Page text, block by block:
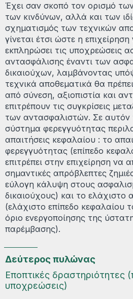
Έχει σαν σκοπό τον ορισμό
των κινδύνων, αλλά και των
σχηματισμός των τεχνικών
γίνεται έτσι ώστε η
εκπληρώσει τις υποχρεώσεις
αντασφάλισης έναντι των
δικαιούχων, λαμβάνοντας
τεχνικά αποθεματικά θα
από σύνεση, αξιοπιστία και
επιτρέπουν τις συγκρίσεις
των αντασφαλιστών. Σε αυτόν
σύστημα φερεγγυότητας
απαιτήσεις κεφαλαίου : το
φερεγγυότητας (επίπεδο
επιτρέπει στην επιχείρηση να
σημαντικές απρόβλεπτες
εύλογη κάλυψη στους
δικαιούχους) και το ελάχιστο
(ελάχιστο επίπεδο κεφαλαίου
όριο ενεργοποίησης της
παρέμβασης).
Δεύτερος πυλώνας
Εποπτικές δραστηριότητες
υποχρεώσεις)